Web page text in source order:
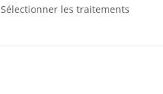
Sélectionner les traitements